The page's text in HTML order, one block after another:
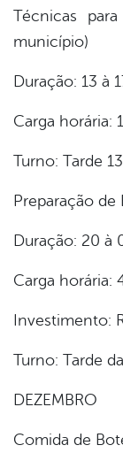
Técnicas
município)
Duração: 13 à
Carga horária:
Turno: Tarde
Preparação de
Duração: 20 à
Carga horária:
Investimento:
Turno: Tarde
DEZEMBRO
Comida de